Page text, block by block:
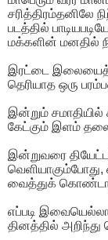
சரித்திரம்தனிலே
படத்தில்
மக்களின் மனதில்
இரட்டை இலையைத்
தெரியாத ஒரு
இன்றும் சமாதியில்
கேட்கும் இளம்
இன்றுவரை
வெளியாகும்போது,
வைத்துக்
எப்படி
தினத்தில்